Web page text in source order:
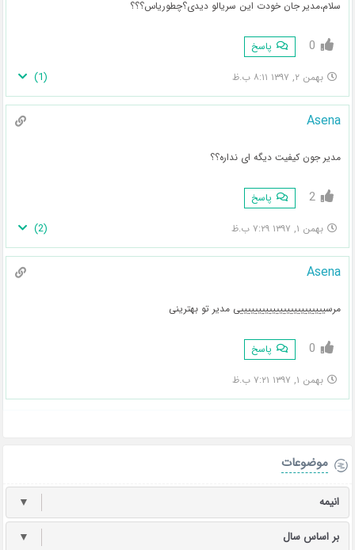
سلام،مدیر جان خودت این سریالو دیدی؟چطوریاس؟؟؟
0 پاسخ
بهمن ۲, ۱۳۹۷ ۸:۱۱ ب.ظ (
1
)
Asena
مدیر جون کیفیت دیگه ای نداره؟؟
2 پاسخ
بهمن ۱, ۱۳۹۷ ۷:۲۹ ب.ظ (
2
)
Asena
مرسییییییییییییییییییییییییی مدیر تو بهترینی
0 پاسخ
بهمن ۱, ۱۳۹۷ ۷:۲۱ ب.ظ
موضوعات
انیمه ▼
بر اساس سال ▼